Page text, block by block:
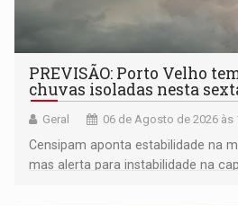
PREVISÃO: Porto Velho
chuvas isoladas nesta
Geral 06 de Agosto de 2026 às
Censipam aponta estabilidade na
mas alerta para instabilidade na